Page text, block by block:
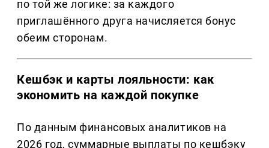
по той же логике: за каждого
приглашённого друга начисляется бонус
обеим сторонам.
Кешбэк и карты лояльности: как
экономить на каждой покупке
По данным финансовых аналитиков на
2026 год, суммарные выплаты по кешбэку